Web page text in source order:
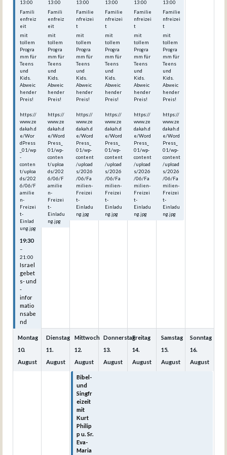
13:00
Famili
enfreiz
eit
mit
tollem
Progra
mm für
Teens
und
Kids.
Abweic
hender
Preis!
https://
www.ze
dakah.d
e/Wor
dPress
_01/wp
-
conten
t/uploa
ds/202
6/06/F
amilie
n-
Freizei
t-
Einlad
ung.jpg
19:30
–
21:00
Israel
gebet
s- und
-
infor
matio
nsabe
nd
13:00
Famili
enfreiz
eit
mit
tollem
Progra
mm für
Teens
und
Kids.
Abweic
hender
Preis!
https://
www.ze
dakah.d
e/Word
Press_
01/wp-
conten
t/uploa
ds/202
6/06/F
amilie
n-
Freizei
t-
Einladu
ng.jpg
13:00
Familie
nfreizei
t
mit
tollem
Progra
mm für
Teens
und
Kids.
Abweic
hender
Preis!
https://
www.ze
dakah.d
e/Word
Press_
01/wp-
content
/upload
s/2026
/06/Fa
milien-
Freizei
t-
Einladu
ng.jpg
13:00
Familie
nfreizei
t
mit
tollem
Progra
mm für
Teens
und
Kids.
Abweic
hender
Preis!
https://
www.ze
dakah.d
e/Word
Press_
01/wp-
content
/upload
s/2026
/06/Fa
milien-
Freizei
t-
Einladu
ng.jpg
13:00
Familie
nfreizei
t
mit
tollem
Progra
mm für
Teens
und
Kids.
Abweic
hender
Preis!
https://
www.ze
dakah.d
e/Word
Press_
01/wp-
content
/upload
s/2026
/06/Fa
milien-
Freizei
t-
Einladu
ng.jpg
13:00
Familie
nfreizei
t
mit
tollem
Progra
mm für
Teens
und
Kids.
Abweic
hender
Preis!
https://
www.ze
dakah.d
e/Word
Press_
01/wp-
content
/upload
s/2026
/06/Fa
milien-
Freizei
t-
Einladu
ng.jpg
Montag
10.
August
Dienstag
11.
August
Mittwoch
12.
August
Bibel-
und
Singfr
eizeit
mit
Kurt
Philip
p u. Sr.
Eva-
Maria
Donnerstag
13.
August
Freitag
14.
August
Samstag
15.
August
Sonntag
16.
August